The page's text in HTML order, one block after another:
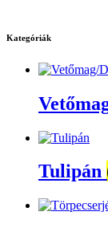
Kategóriák
Tulipán